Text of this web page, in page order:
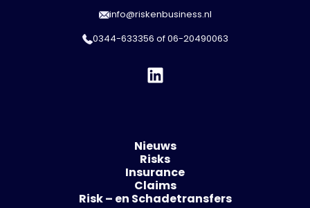
info@riskenbusiness.nl
0344-633356 of06-20490063
Nieuws
Risks
Insurance
Claims
Risk – en Schadetransfers